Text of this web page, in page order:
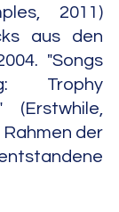
2011)
aus den
"Songs
Trophy
(Erstwhile,
Rahmen der